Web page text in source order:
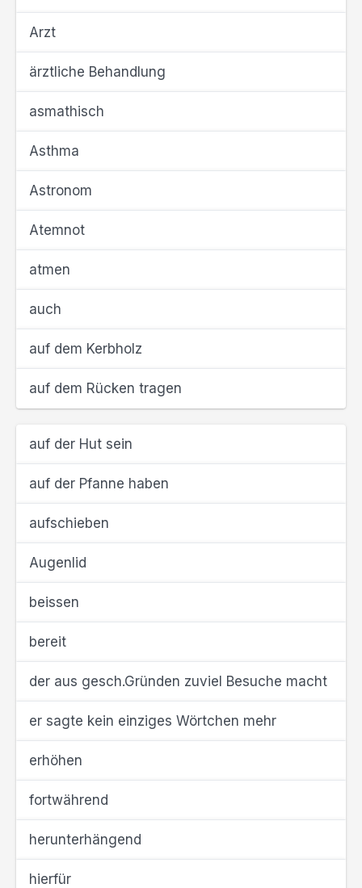
Arzt
ärztliche Behandlung
asmathisch
Asthma
Astronom
Atemnot
atmen
auch
auf dem Kerbholz
auf dem Rücken tragen
auf der Hut sein
auf der Pfanne haben
aufschieben
Augenlid
beissen
bereit
der aus gesch.Gründen zuviel Besuche macht
er sagte kein einziges Wörtchen mehr
erhöhen
fortwährend
herunterhängend
hierfür